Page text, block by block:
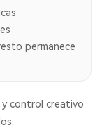
permanece
y control creativo